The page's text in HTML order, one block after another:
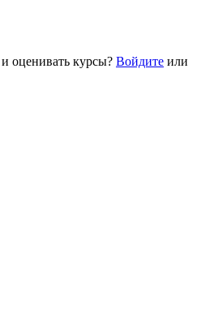
оценивать курсы? Войдите или